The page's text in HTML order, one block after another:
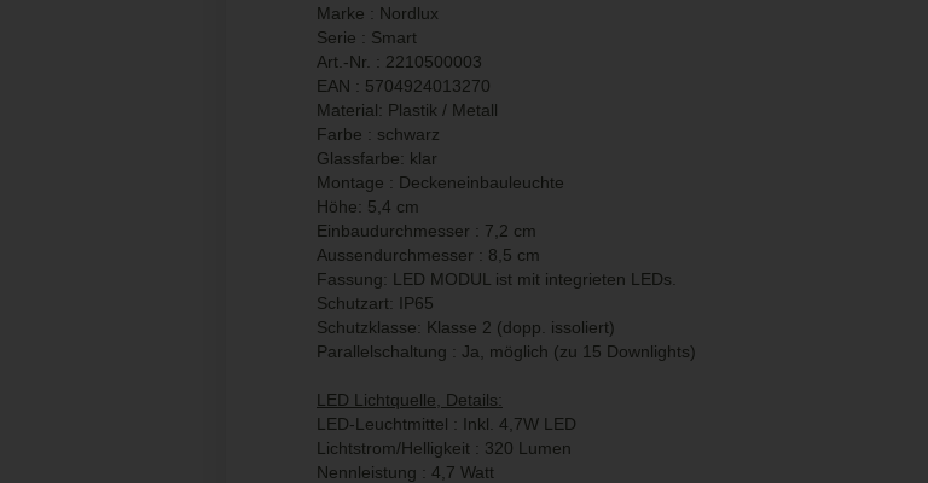
Marke : Nordlux
Serie : Smart
Art.-Nr. : 2210500003
EAN : 5704924013270
Material: Plastik / Metall
Farbe : schwarz
Glassfarbe: klar
Montage : Deckeneinbauleuchte
Höhe: 5,4 cm
Einbaudurchmesser : 7,2 cm
Aussendurchmesser : 8,5 cm
Fassung: LED MODUL ist mit integrieten LEDs.
Schutzart: IP65
Schutzklasse: Klasse 2 (dopp. issoliert)
Parallelschaltung : Ja, möglich (zu 15 Downlights)
LED Lichtquelle, Details:
LED-Leuchtmittel : Inkl. 4,7W LED
Lichtstrom/Helligkeit : 320 Lumen
Nennleistung : 4,7 Watt